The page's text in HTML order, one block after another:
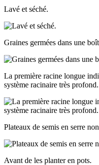
Lavé et séché.
Graines germées dans une
La première racine longue
système racinaire très profond.
Plateaux de semis en serre
Avant de les planter en pots.